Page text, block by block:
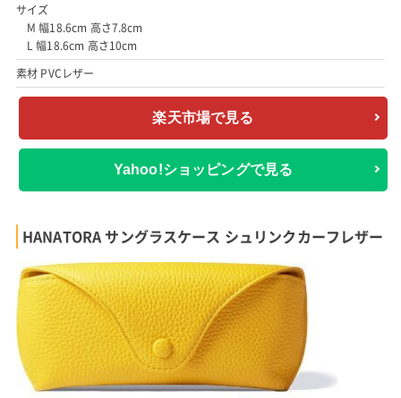
サイズ
M 幅18.6cm 高さ7.8cm
L 幅18.6cm 高さ10cm
素材 PVCレザー
楽天市場で見る
Yahoo!ショッピングで見る
HANATORA サングラスケース シュリンクカーフレザー